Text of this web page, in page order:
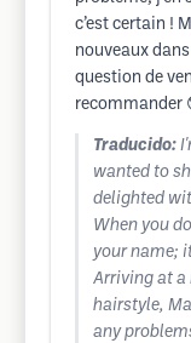
c’est certain !
nouveaux
question de
recommander
Traducido:
wanted to
delighted
When you
your name;
Arriving at a
hairstyle,
any